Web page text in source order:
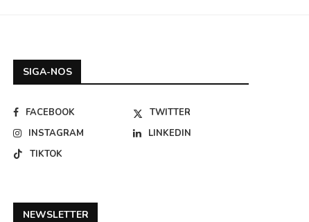
SIGA-NOS
FACEBOOK
TWITTER
INSTAGRAM
LINKEDIN
TIKTOK
NEWSLETTER